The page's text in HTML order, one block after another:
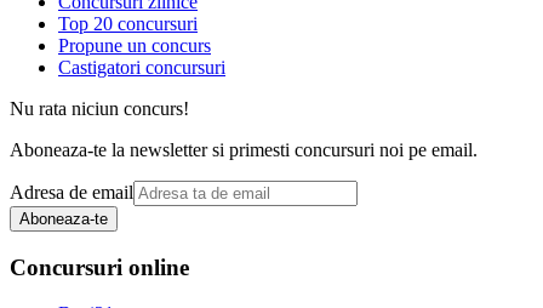
Top 20 concursuri
Propune un concurs
Castigatori concursuri
Nu rata niciun concurs!
Aboneaza-te la newsletter si primesti concursuri noi pe email.
Adresa de email
Aboneaza-te
Concursuri online